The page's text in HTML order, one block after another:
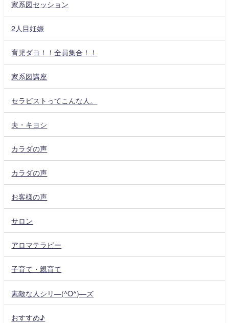
家系図セッション
2人目妊娠
育児ダヨ！！全員集合！！
家系図講座
セラピストってこんな人。
夫・キヨシ
カラダの声
カラダの声
お客様の声
サロン
アロマテラピー
子育て・親育て
素敵な人シリ―(^O^)―ズ
おすすめ♪